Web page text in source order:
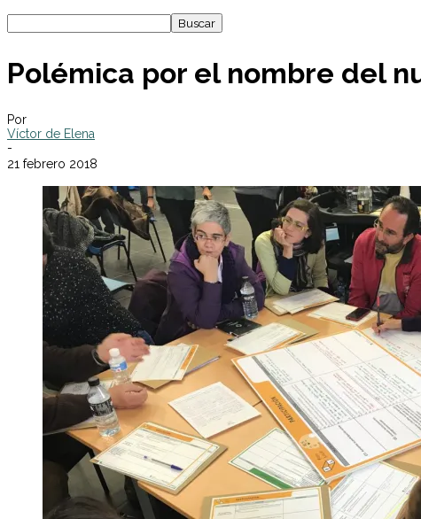
Polémica por el nombre del
Por
Víctor de Elena
-
21 febrero 2018